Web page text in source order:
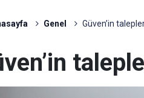
Genel Güven’in